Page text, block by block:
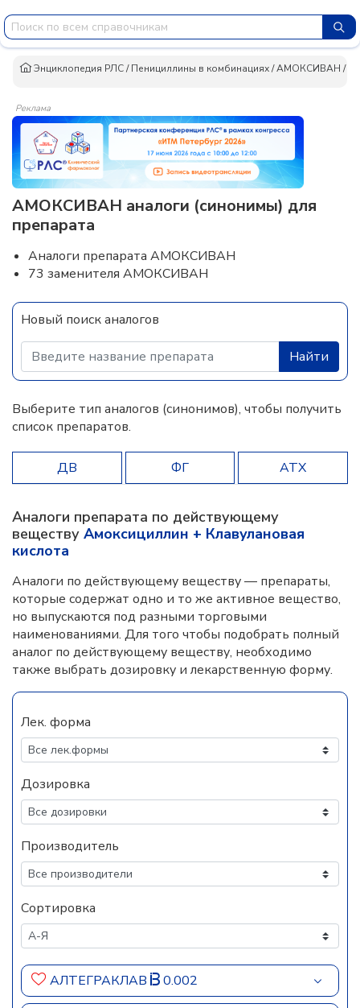
Энциклопедия РЛС/Пенициллины в комбинациях/АМОКСИВАН /
Реклама
АМОКСИВАН аналоги (синонимы) для
препарата
Аналоги препарата АМОКСИВАН
73 заменителя АМОКСИВАН
Новый поиск аналогов
Найти
Выберите тип аналогов (синонимов), чтобы получить
список препаратов.
ДВ ФГ АТХ
Аналоги препарата по действующему
веществу Амоксициллин + Клавулановая
кислота
Аналоги по действующему веществу — препараты,
которые содержат одно и то же активное вещество,
но выпускаются под разными торговыми
наименованиями. Для того чтобы подобрать полный
аналог по действующему веществу, необходимо
также выбрать дозировку и лекарственную форму.
Лек. форма
Дозировка
Производитель
Сортировка
АЛТЕГРАКЛАВ 0.002